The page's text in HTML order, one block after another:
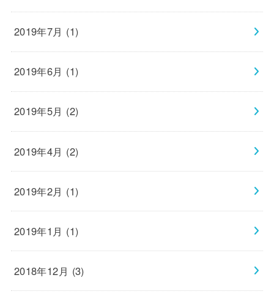
2019年7月 (1)
2019年6月 (1)
2019年5月 (2)
2019年4月 (2)
2019年2月 (1)
2019年1月 (1)
2018年12月 (3)